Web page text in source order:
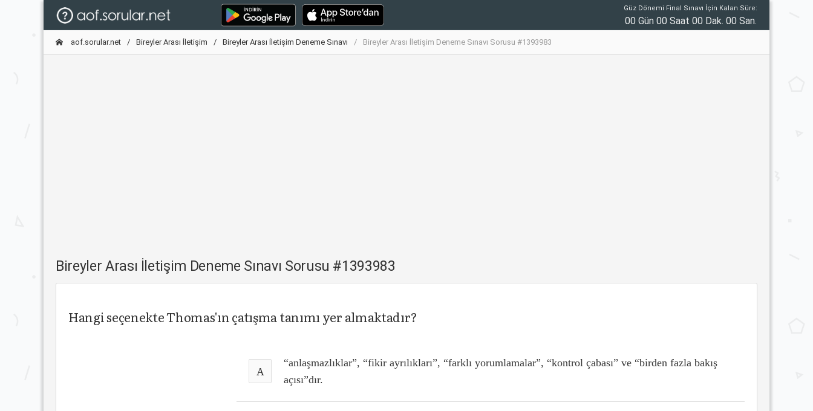
Güz Dönemi Final Sınavı İçin Kalan Süre:
00 Gün 00 Saat 00 Dak. 00 San.
aof.sorular.net Bireyler Arası İletişim Bireyler Arası İletişim Deneme Sınavı Bireyler Arası İletişim Deneme Sınavı Sorusu #1393983
Bireyler Arası İletişim Deneme Sınavı Sorusu #1393983
Hangi seçenekte Thomas'ın çatışma tanımı yer almaktadır?
A
“anlaşmazlıklar”, “fikir ayrılıkları”, “farklı yorumlamalar”, “kontrol çabası” ve “birden fazla bakış
açısı”dır.